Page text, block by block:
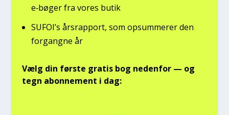
e‑bøger fra vores butik
SUFOI’s års­rap­port, som opsum­me­rer den
for­gang­ne år
Vælg din før­ste gra­tis bog neden­for — og
tegn abon­ne­ment i dag: